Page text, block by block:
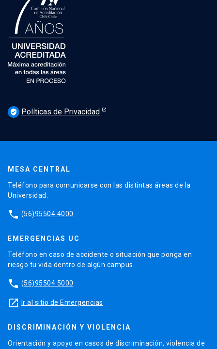
verified_user Políticas de Privacidad
MESA CENTRAL
Teléfono para comunicarse con las distintas áreas de la
Universidad.
phone (56)95504 4000
EMERGENCIAS UC
Teléfono en caso de accidente o situación que ponga en
riesgo tu vida dentro de algún campus.
phone (56)95504 5000
launch Ir al sitio de Emergencias
DISCRIMINACIÓN Y VIOLENCIA
Orientación y apoyo en casos de discriminación, violencia de